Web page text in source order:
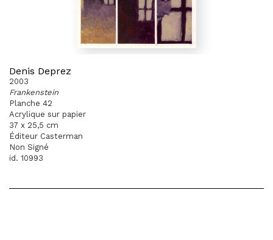
Denis Deprez
2003
Frankenstein
Planche 42
Acrylique sur papier
37 x 25,5 cm
Éditeur Casterman
Non Signé
id. 10993